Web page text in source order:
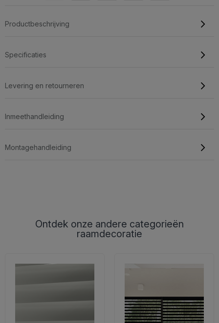
Productbeschrijving
Specificaties
Levering en retourneren
Inmeethandleiding
Montagehandleiding
Ontdek onze andere categorieën
raamdecoratie